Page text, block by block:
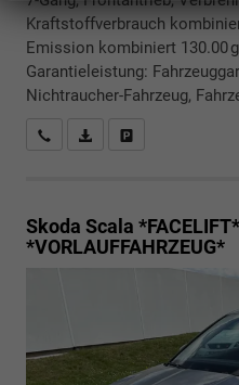
Kraftstoffverbrauch
Emission kombiniert 130.00
Garantieleistung:
Nichtraucher-Fahrzeug,
Rückrufbitte absenden
PDF-Datei,
Skoda Scala *FACELIFT*
*VORLAUFFAHRZEUG*